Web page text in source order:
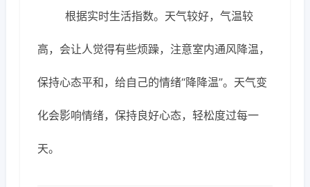
根据实时生活指数。天气较好，气温较
高，会让人觉得有些烦躁，注意室内通风降温，
保持心态平和，给自己的情绪“降降温”。天气变
化会影响情绪，保持良好心态，轻松度过每一
天。